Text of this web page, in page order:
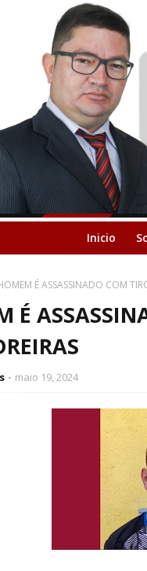
Inicio
É ASSASSINADO COM
É
maio 19, 2024